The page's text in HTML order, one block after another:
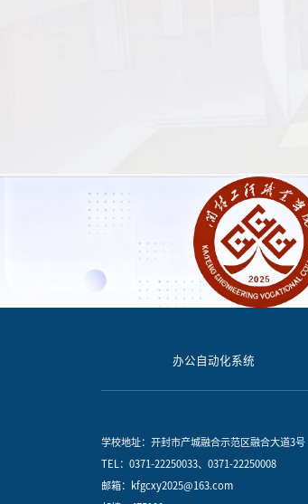
办公自动化系统
学校地址：开封市产城融合示范区融合大道3号
TEL：0371-22250033、0371-22250008
邮箱：kfgcxy2025@163.com